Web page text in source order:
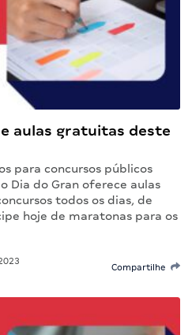
aulas gratuitas deste
para concursos públicos
Dia do Gran oferece aulas
todos os dias, de
hoje de maratonas para os
Compartilhe